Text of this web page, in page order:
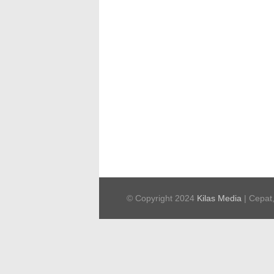
© Copyright 2024 Kilas Media |